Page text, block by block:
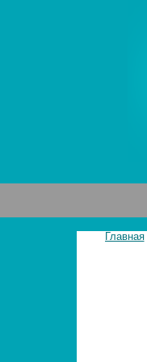
Главная